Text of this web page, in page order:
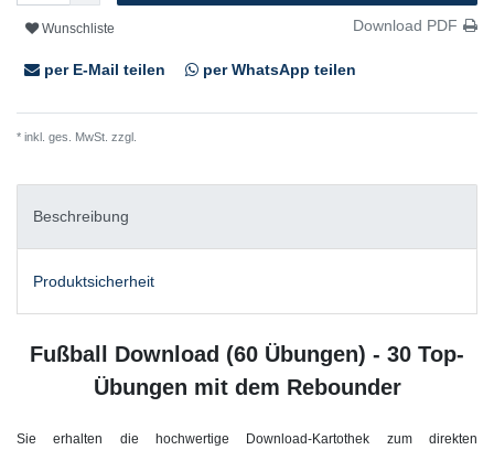
Wunschliste Download PDF
per E-Mail teilen per WhatsApp teilen
* inkl. ges. MwSt. zzgl.
Beschreibung
Produktsicherheit
Fußball Download (60 Übungen) - 30 Top-
Übungen mit dem Rebounder
Sie erhalten die hochwertige Download-Kartothek zum direkten